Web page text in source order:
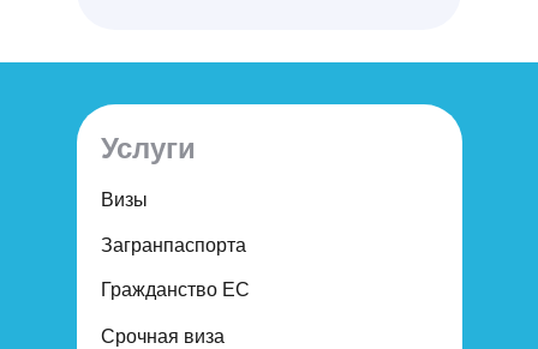
Услуги
Срочная виза
Гражданство ЕС
Загранпаспорта
Визы